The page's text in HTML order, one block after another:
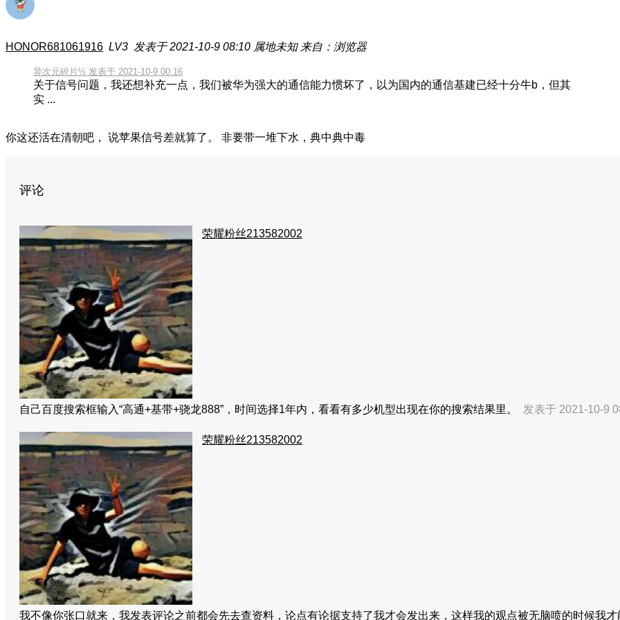
HONOR681061916 LV3 发表于 2021-10-9 08:10 属地未知 来自：浏览器
异次元碎片½ 发表于 2021-10-9 00:16
关于信号问题，我还想补充一点，我们被华为强大的通信能力惯坏了，以为国内的通信基建已经十分牛b，但其
实 ...
你这还活在清朝吧， 说苹果信号差就算了。 非要带一堆下水，典中典中毒
评论
荣耀粉丝213582002
自己百度搜索框输入“高通+基带+骁龙888”，时间选择1年内，看看有多少机型出现在你的搜索结果里。 发表于 2021-10-9
荣耀粉丝213582002
我不像你张口就来，我发表评论之前都会先去查资料，论点有论据支持了我才会发出来，这样我的观点被无脑喷的时候我才